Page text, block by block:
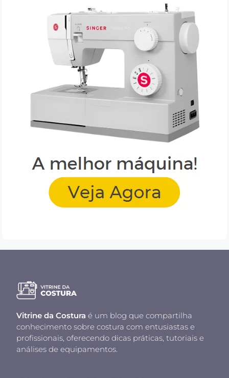
Vitrine da Costura é um blog que compartilha
conhecimento sobre costura com entusiastas e
profissionais, oferecendo dicas práticas, tutoriais e
análises de equipamentos.